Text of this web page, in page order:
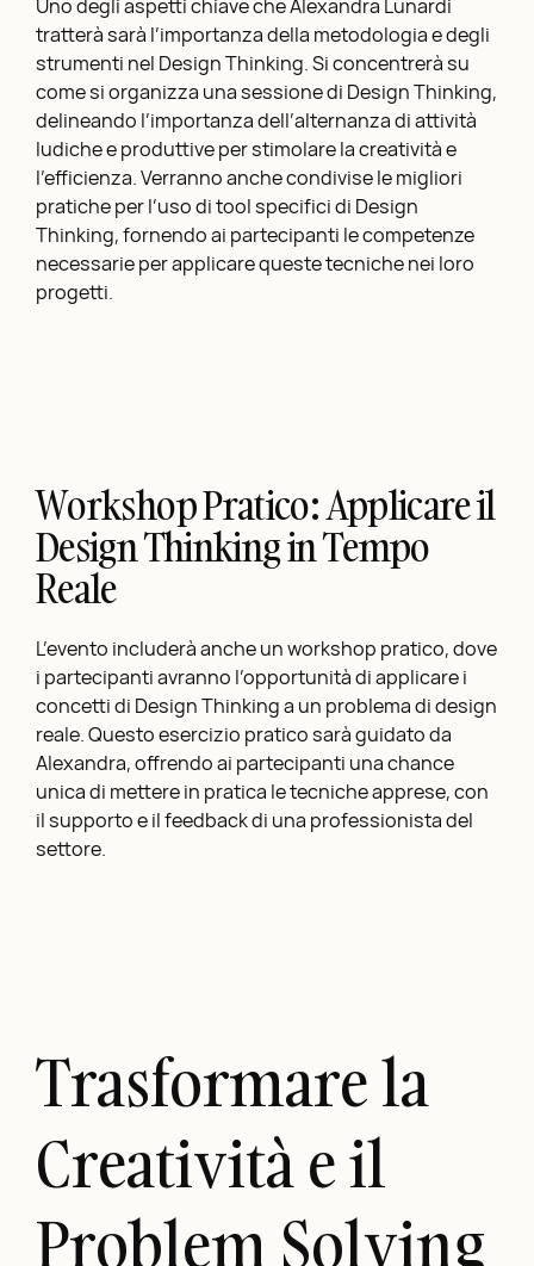
Uno degli aspetti chiave che Alexandra Lunardi
tratterà sarà l’importanza della metodologia e degli
strumenti nel Design Thinking. Si concentrerà su
come si organizza una sessione di Design Thinking,
delineando l’importanza dell’alternanza di attività
ludiche e produttive per stimolare la creatività e
l’efficienza. Verranno anche condivise le migliori
pratiche per l’uso di tool specifici di Design
Thinking, fornendo ai partecipanti le competenze
necessarie per applicare queste tecniche nei loro
progetti.
Workshop Pratico: Applicare il
Design Thinking in Tempo
Reale
L’evento includerà anche un workshop pratico, dove
i partecipanti avranno l’opportunità di applicare i
concetti di Design Thinking a un problema di design
reale. Questo esercizio pratico sarà guidato da
Alexandra, offrendo ai partecipanti una chance
unica di mettere in pratica le tecniche apprese, con
il supporto e il feedback di una professionista del
settore.
Trasformare la
Creatività e il
Problem Solving